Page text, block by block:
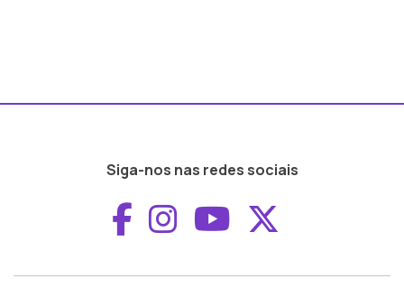
Siga-nos nas redes sociais
Aceder ao
Aceder ao
Aceder ao